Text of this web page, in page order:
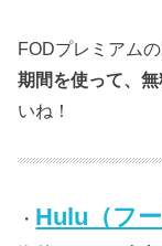
FODプレミアム
期間を使って、
いね！
・ Hulu（フ